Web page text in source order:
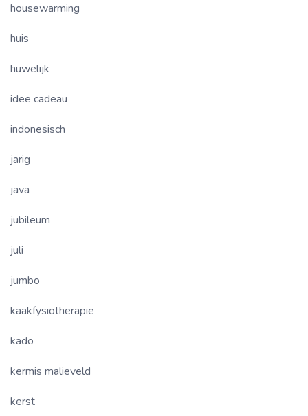
housewarming
huis
huwelijk
idee cadeau
indonesisch
jarig
java
jubileum
juli
jumbo
kaakfysiotherapie
kado
kermis malieveld
kerst